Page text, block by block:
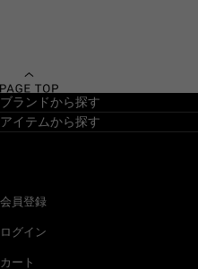
ブランドから探す
アイテムから探す
会員登録
ログイン
カート